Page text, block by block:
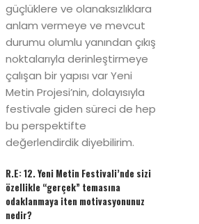
güçlüklere ve olanaksızlıklara
anlam vermeye ve mevcut
durumu olumlu yanından çıkış
noktalarıyla derinleştirmeye
çalışan bir yapısı var Yeni
Metin Projesi’nin, dolayısıyla
festivale giden süreci de hep
bu perspektifte
değerlendirdik diyebilirim.
R.E: 12. Yeni Metin Festivali’nde sizi
özellikle “gerçek” temasına
odaklanmaya iten motivasyonunuz
nedir?